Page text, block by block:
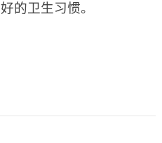
的卫生习惯。